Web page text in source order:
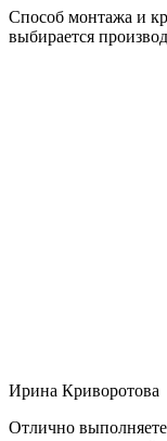
Способ монтажа и
выбирается
Ирина Криворотова
Отлично выполняете